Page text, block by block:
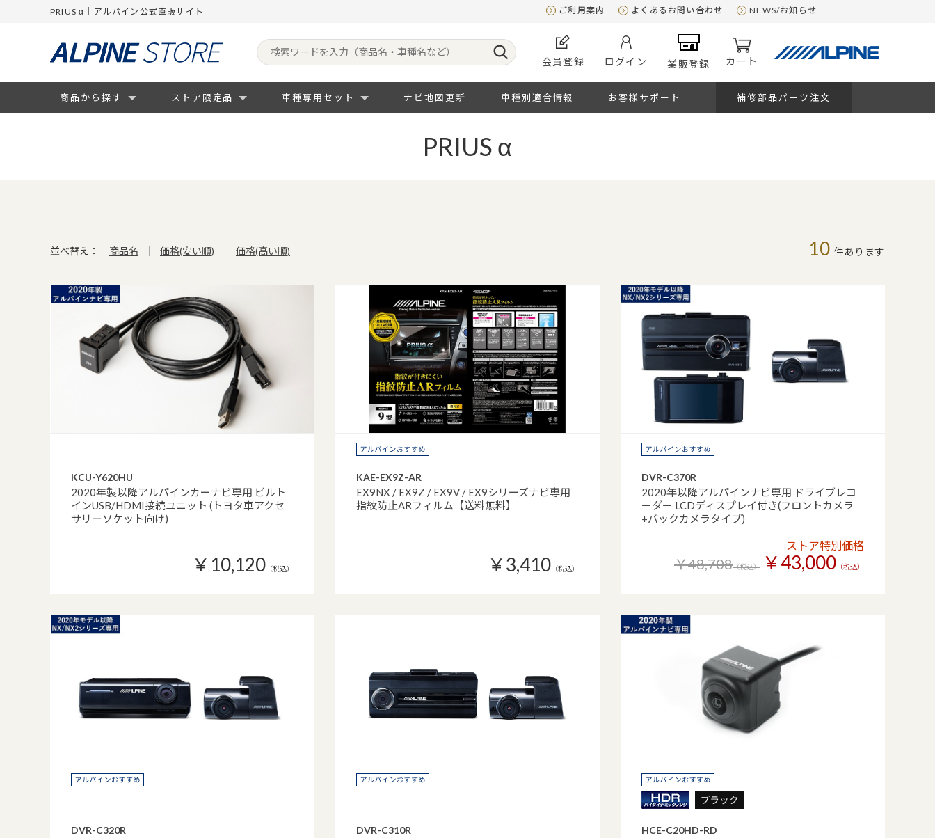
PRIUS α｜アルパイン公式直販サイト ご利用案内 よくあるお問い合わせ NEWS/お知らせ
会員登録 ログイン 業販登録 カート
商品から探す ストア限定品 車種専用セット ナビ地図更新 車種別適合情報 お客様サポート 補修部品パーツ注文
PRIUS α
並べ替え： 商品名 価格(安い順) 価格(高い順) 10 件あります
KCU-Y620HU
2020年製以降アルパインカーナビ専用 ビルト
インUSB/HDMI接続ユニット (トヨタ車アクセ
サリーソケット向け)
￥10,120 （税込）
KAE-EX9Z-AR
EX9NX / EX9Z / EX9V / EX9シリーズナビ専用
指紋防止ARフィルム【送料無料】
￥3,410 （税込）
DVR-C370R
2020年以降アルパインナビ専用 ドライブレコ
ーダー LCDディスプレイ付き(フロントカメラ
+バックカメラタイプ)
ストア特別価格
￥48,708（税込） ￥43,000 （税込）
DVR-C320R DVR-C310R HCE-C20HD-RD